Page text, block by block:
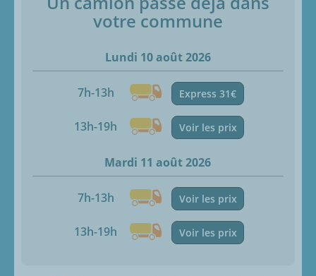
votre commune
Lundi 10 août 2026
7h-13h Express 31€
13h-19h Voir les prix
Mardi 11 août 2026
7h-13h Voir les prix
13h-19h Voir les prix